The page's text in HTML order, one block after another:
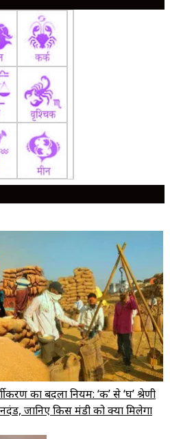
का बदला नियम: ‘क’ से ‘घ’ श्रेणी
जानिए किस मंडी को क्या मिलेगा